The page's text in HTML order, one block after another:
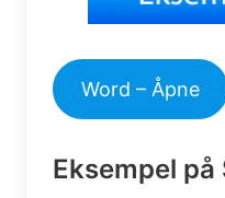
Word – Åpne
Eksempel